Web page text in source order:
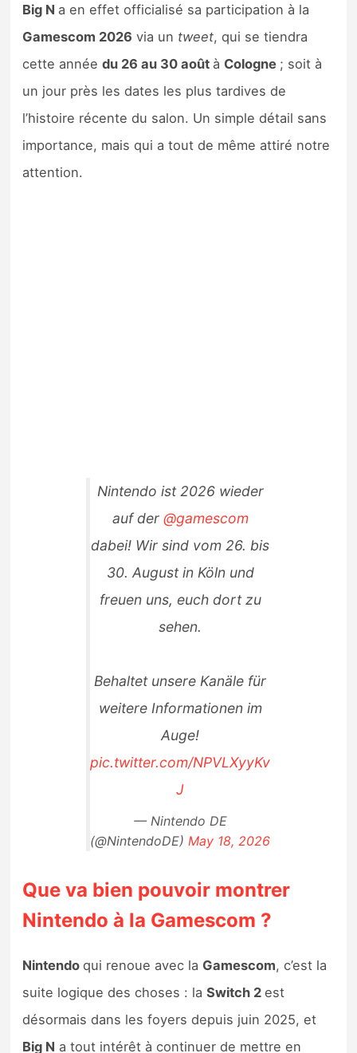
Big N a en effet officialisé sa participation à la
Gamescom 2026 via un tweet, qui se tiendra
cette annéedu 26 au 30 août à Cologne ; soit à
un jour près les dates les plus tardives de
l’histoire récente du salon. Un simple détail sans
importance, mais qui a tout de même attiré notre
attention.
Nintendo ist 2026 wieder
auf der @gamescom
dabei! Wir sind vom 26. bis
30. August in Köln und
freuen uns, euch dort zu
sehen.
Behaltet unsere Kanäle für
weitere Informationen im
Auge!
pic.twitter.com/NPVLXyyKv
J
— Nintendo DE
(@NintendoDE) May 18, 2026
Que va bien pouvoir montrer
Nintendo à la Gamescom ?
Nintendoqui renoue avec la Gamescom, c’est la
suite logique des choses : laSwitch 2est
désormais dans les foyers depuis juin 2025, et
Big N a tout intérêt à continuer de mettre en